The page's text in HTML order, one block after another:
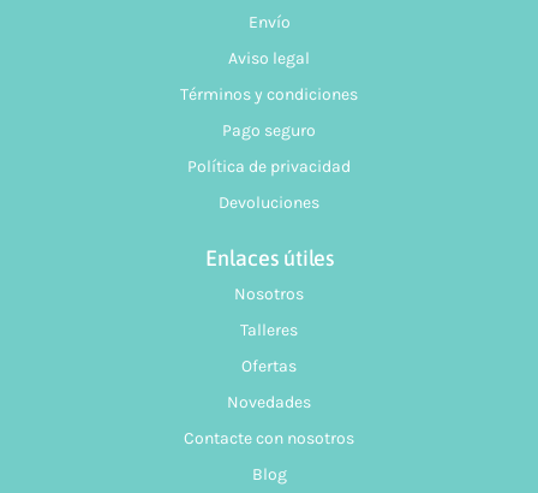
Envío
Aviso legal
Términos y condiciones
Pago seguro
Política de privacidad
Devoluciones
Enlaces útiles
Nosotros
Talleres
Ofertas
Novedades
Contacte con nosotros
Blog